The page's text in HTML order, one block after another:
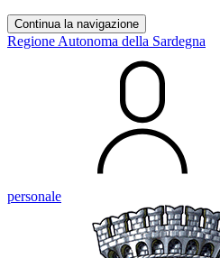
Continua la navigazione
Regione Autonoma della Sardegna
personale